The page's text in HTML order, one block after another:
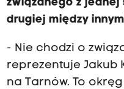
związanego z jednej
drugiej między
- Nie chodzi o
reprezentuje Jakub
na Tarnów. To